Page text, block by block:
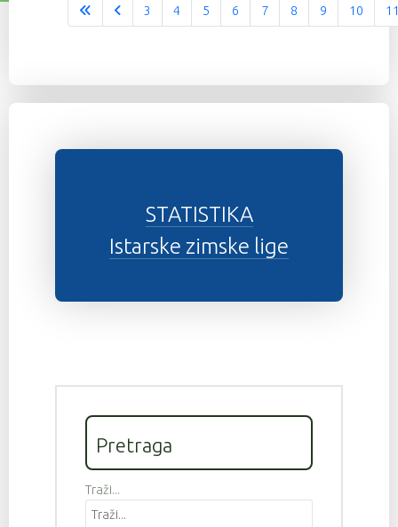
Stranica 12 od 12
3 4 5 6 7 8 9 10
STATISTIKA
Istarske zimske lige
Pretraga
Traži...